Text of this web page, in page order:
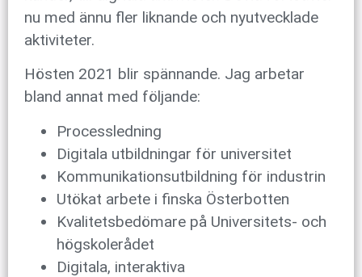
nu med ännu fler liknande och nyutvecklade
aktiviteter.
Hösten 2021 blir spännande. Jag arbetar
bland annat med följande:
Processledning
Digitala utbildningar för universitet
Kommunikationsutbildning för industrin
Utökat arbete i finska Österbotten
Kvalitetsbedömare på Universitets- och
högskolerådet
Digitala, interaktiva